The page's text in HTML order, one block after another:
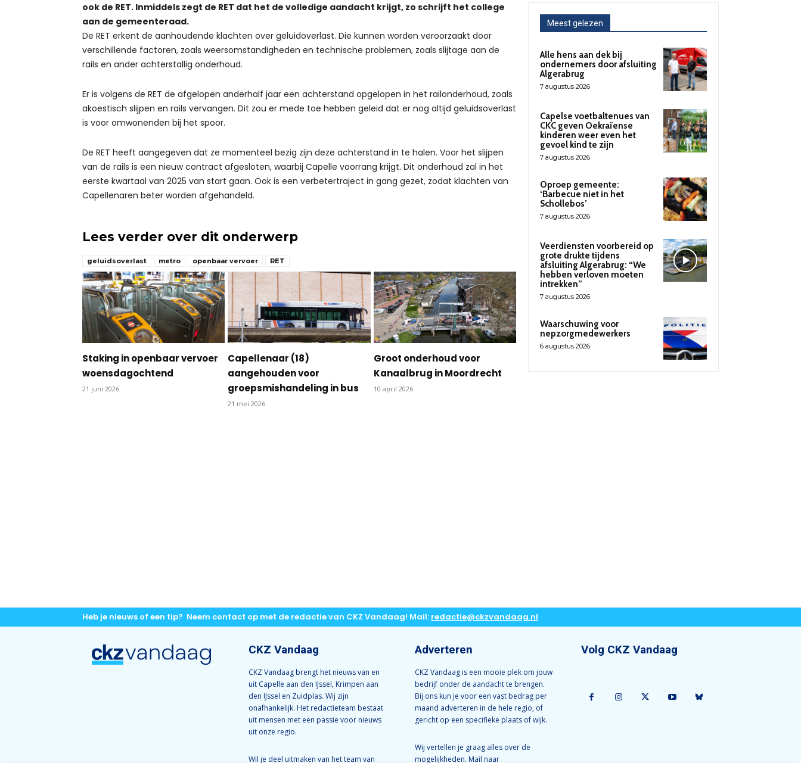
ook de RET. Inmiddels zegt de RET dat het de volledige aandacht krijgt, zo schrijft het college
aan de gemeenteraad.
De RET erkent de aanhoudende klachten over geluidoverlast. Die kunnen worden veroorzaakt door
verschillende factoren, zoals weersomstandigheden en technische problemen, zoals slijtage aan de
rails en ander achterstallig onderhoud.
Er is volgens de RET de afgelopen anderhalf jaar een achterstand opgelopen in het railonderhoud, zoals
akoestisch slijpen en rails vervangen. Dit zou er mede toe hebben geleid dat er nog altijd geluidsoverlast
is voor omwonenden bij het spoor.
De RET heeft aangegeven dat ze momenteel bezig zijn deze achterstand in te halen. Voor het slijpen
van de rails is een nieuw contract afgesloten, waarbij Capelle voorrang krijgt. Dit onderhoud zal in het
eerste kwartaal van 2025 van start gaan. Ook is een verbetertraject in gang gezet, zodat klachten van
Capellenaren beter worden afgehandeld.
Lees verder over dit onderwerp
geluidsoverlast metro openbaar vervoer RET
Staking in openbaar vervoer
woensdagochtend
21 juni 2026
Capellenaar (18)
aangehouden voor
groepsmishandeling in bus
21 mei 2026
Groot onderhoud voor
Kanaalbrug in Moordrecht
10 april 2026
Meest gelezen
Alle hens aan dek bij
ondernemers door afsluiting
Algerabrug
7 augustus 2026
Capelse voetbaltenues van
CKC geven Oekraïense
kinderen weer even het
gevoel kind te zijn
7 augustus 2026
Oproep gemeente:
‘Barbecue niet in het
Schollebos’
7 augustus 2026
Veerdiensten voorbereid op
grote drukte tijdens
afsluiting Algerabrug: “We
hebben verloven moeten
intrekken”
7 augustus 2026
Waarschuwing voor
nepzorgmedewerkers
6 augustus 2026
Heb je nieuws of een tip? Neem contact op met de redactie van CKZ Vandaag! Mail: redactie@ckzvandaag.nl
CKZ Vandaag
CKZ Vandaag brengt het nieuws van en
uit Capelle aan den IJssel, Krimpen aan
den IJssel en Zuidplas. Wij zijn
onafhankelijk. Het redactieteam bestaat
uit mensen met een passie voor nieuws
uit onze regio.
Wil je deel uitmaken van het team van
Adverteren
CKZ Vandaag is een mooie plek om jouw
bedrijf onder de aandacht te brengen.
Bij ons kun je voor een vast bedrag per
maand adverteren in de hele regio, of
gericht op een specifieke plaats of wijk.
Wij vertellen je graag alles over de
mogelijkheden. Mail naar
Volg CKZ Vandaag